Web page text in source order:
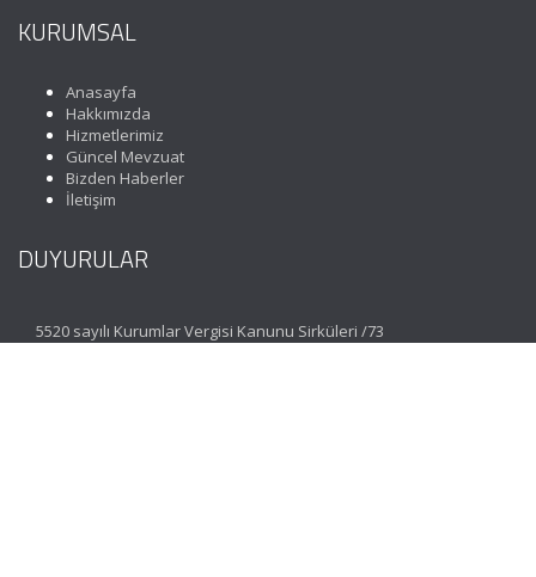
KURUMSAL
Anasayfa
Hakkımızda
Hizmetlerimiz
Güncel Mevzuat
Bizden Haberler
İletişim
DUYURULAR
5520 sayılı Kurumlar Vergisi Kanunu Sirküleri /73